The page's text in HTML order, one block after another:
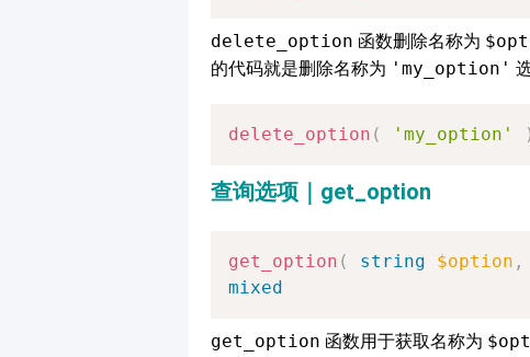
delete_option 函数删除名称为
的代码就是删除名称为 'my_option'
delete_option ( 'my_option'
查询选项｜get_option
get_option ( string $option ,
mixed
get_option 函数用于获取名称为